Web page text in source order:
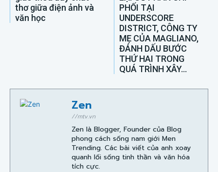
thơ giữa điện ảnh và
văn học
PHỐI TẠI
UNDERSCORE
DISTRICT, CÔNG TY
MẸ CỦA MAGLIANO,
ĐÁNH DẤU BƯỚC
THỨ HAI TRONG
QUÁ TRÌNH XÂY...
Zen
//mtv.vn
Zen là Blogger, Founder của Blog
phong cách sống nam giới Men
Trending. Các bài viết của anh xoay
quanh lối sống tinh thần và văn hóa
tích cực.